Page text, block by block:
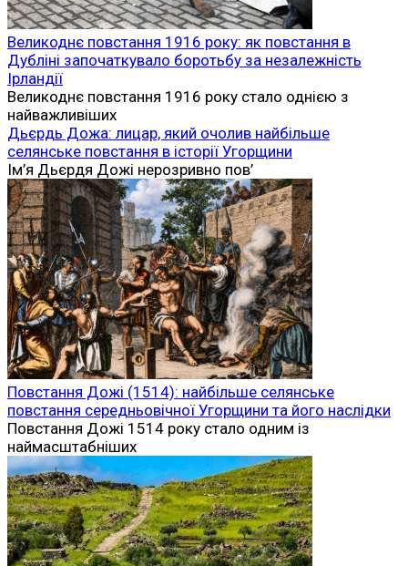
Великоднє повстання 1916 року: як повстання в
Дубліні започаткувало боротьбу за незалежність
Ірландії
Великоднє повстання 1916 року стало однією з
найважливіших
Дьєрдь Дожа: лицар, який очолив найбільше
селянське повстання в історії Угорщини
Ім’я Дьєрдя Дожі нерозривно пов’
Повстання Дожі (1514): найбільше селянське
повстання середньовічної Угорщини та його наслідки
Повстання Дожі 1514 року стало одним із
наймасштабніших